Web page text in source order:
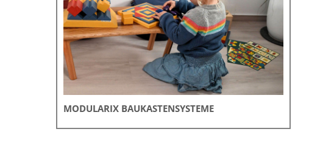
MODULARIX BAUKASTENSYSTEME